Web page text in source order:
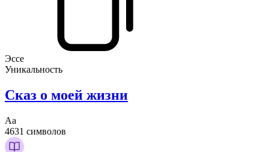
Эссе
Уникальность
Сказ о моей жизни
Аа
4631 символов